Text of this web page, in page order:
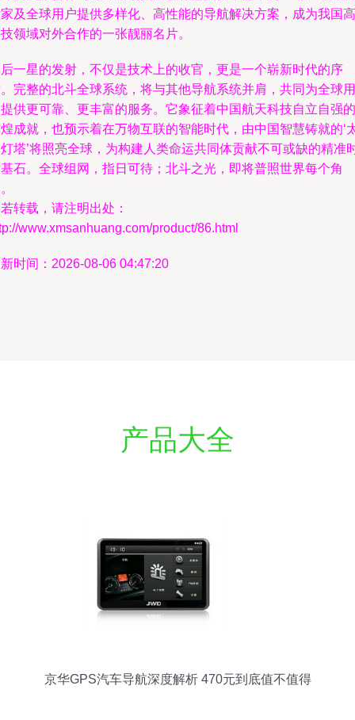
及全球用户提供多样化、高性能的导航解决方案，成为我国高
领域对外合作的一张靓丽名片。
一星的发射，不仅是技术上的收官，更是一个崭新时代的序
完整的北斗全球系统，将与其他导航系统并肩，共同为全球用
供更可靠、更丰富的服务。它象征着中国航天科技自立自强的
成就，也预示着在万物互联的智能时代，由中国智慧铸就的‘
塔’将照亮全球，为构建人类命运共同体贡献不可或缺的精准
石。全球组网，指日可待；北斗之光，即将普照世界每个角
转载，请注明出处：
www.xmsanhuang.com/product/86.html
时间：2026-08-06 04:47:20
产品大全
京华GPS汽车导航深度解析 470元到底值不值得